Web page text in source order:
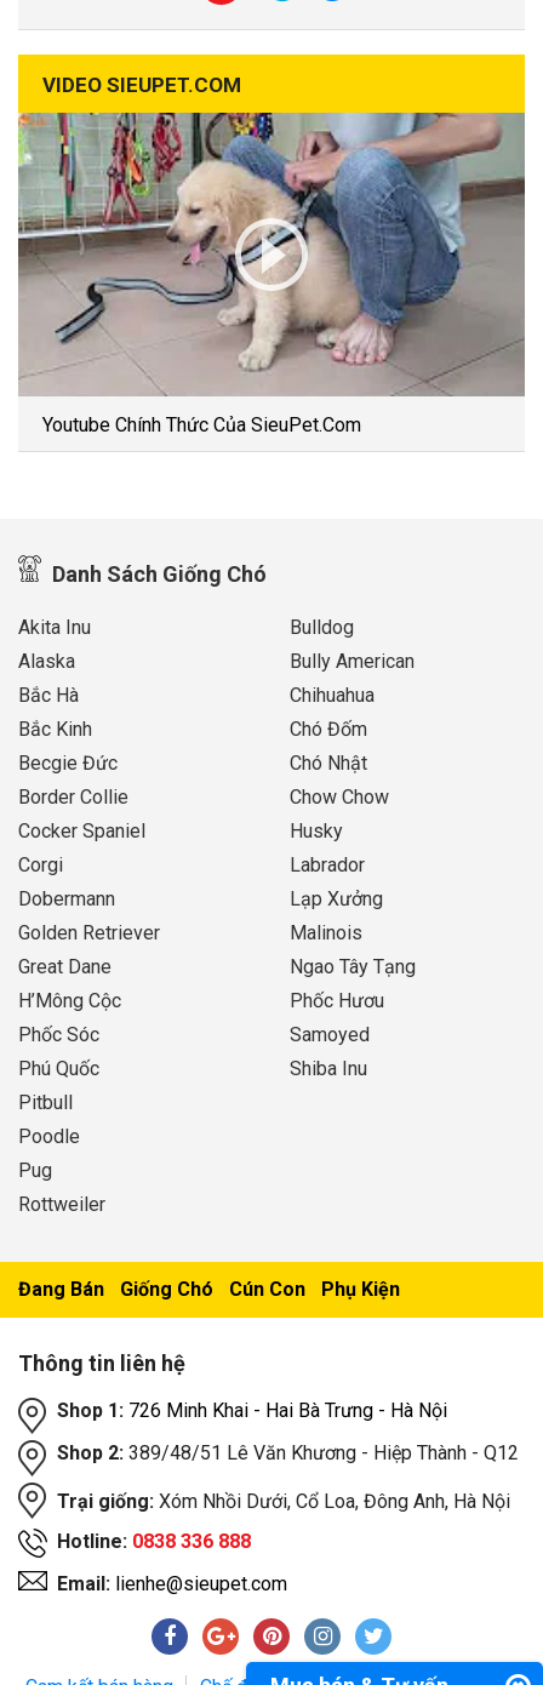
VIDEO SIEUPET.COM
Youtube Chính Thức Của SieuPet.Com
Danh Sách Giống Chó
Akita Inu
Alaska
Bắc Hà
Bắc Kinh
Becgie Đức
Border Collie
Bulldog
Bully American
Chihuahua
Chó Đốm
Chó Nhật
Chow Chow
Cocker Spaniel
Corgi
Dobermann
Golden Retriever
Great Dane
H’Mông Cộc
Husky
Labrador
Lạp Xưởng
Malinois
Ngao Tây Tạng
Phốc Hươu
Phốc Sóc
Phú Quốc
Pitbull
Poodle
Pug
Rottweiler
Samoyed
Shiba Inu
Đang Bán Giống Chó Cún Con Phụ Kiện
Thông tin liên hệ
Shop 1: 726 Minh Khai - Hai Bà Trưng - Hà Nội
Shop 2: 389/48/51 Lê Văn Khương - Hiệp Thành - Q12
Trại giống: Xóm Nhồi Dưới, Cổ Loa, Đông Anh, Hà Nội
Hotline: 0838 336 888
Email: lienhe@sieupet.com